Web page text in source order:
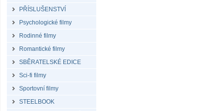
PŘÍSLUŠENSTVÍ
Psychologické filmy
Rodinné filmy
Romantické filmy
SBĚRATELSKÉ EDICE
Sci-fi filmy
Sportovní filmy
STEELBOOK